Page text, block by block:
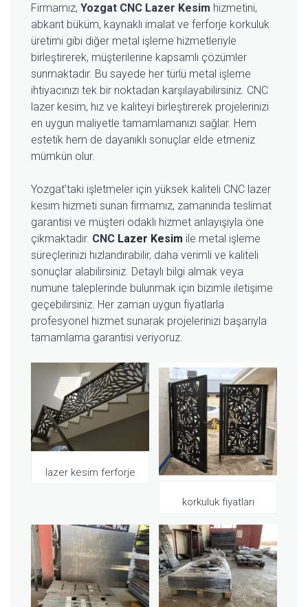
Firmamız, Yozgat CNC Lazer Kesim hizmetini,
abkant büküm, kaynaklı imalat ve ferforje korkuluk
üretimi gibi diğer metal işleme hizmetleriyle
birleştirerek, müşterilerine kapsamlı çözümler
sunmaktadır. Bu sayede her türlü metal işleme
ihtiyacınızı tek bir noktadan karşılayabilirsiniz. CNC
lazer kesim, hız ve kaliteyi birleştirerek projelerinizi
en uygun maliyetle tamamlamanızı sağlar. Hem
estetik hem de dayanıklı sonuçlar elde etmeniz
mümkün olur.
Yozgat’taki işletmeler için yüksek kaliteli CNC lazer
kesim hizmeti sunan firmamız, zamanında teslimat
garantisi ve müşteri odaklı hizmet anlayışıyla öne
çıkmaktadır. CNC Lazer Kesim ile metal işleme
süreçlerinizi hızlandırabilir, daha verimli ve kaliteli
sonuçlar alabilirsiniz. Detaylı bilgi almak veya
numune taleplerinde bulunmak için bizimle iletişime
geçebilirsiniz. Her zaman uygun fiyatlarla
profesyonel hizmet sunarak projelerinizi başarıyla
tamamlama garantisi veriyoruz.
lazer kesim ferforje
korkuluk fiyatları